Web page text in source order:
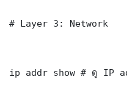
# Layer 3: Network
ip addr show # ดู IP